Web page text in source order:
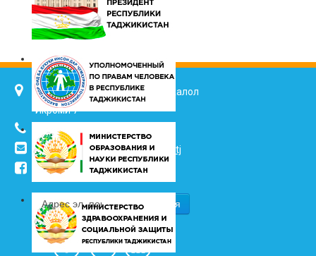
734025, г. Душанбе, улица Джалол
Икроми 7
(+992 37) 2217352
info@vhk.tj
info@ombudsman.tj
/kudakon